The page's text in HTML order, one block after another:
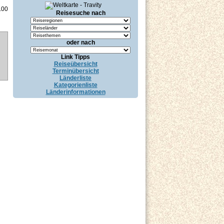
Reisesuche nach
oder nach
Link Tipps
Reiseübersicht
Terminübersicht
Länderliste
Kategorienliste
Länderinformationen